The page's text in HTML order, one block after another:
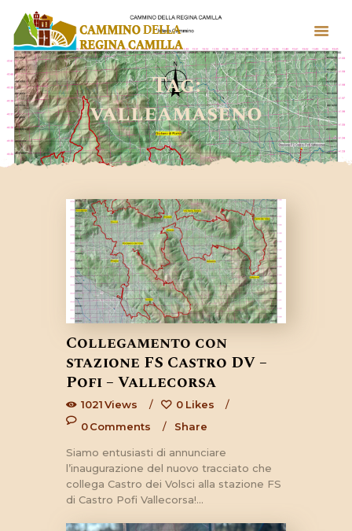
Tag:
valleamaseno
HOME
CHI SIAMO
IL TERRITORIO
IL CAMMINO
NEWS
Collegamento con
stazione FS Castro DV –
Pofi – Vallecorsa
1021 Views 0 Likes
0Comments Share
Siamo entusiasti di annunciare
l’inaugurazione del nuovo tracciato che
collega Castro dei Volsci alla stazione FS
di Castro Pofi Vallecorsa!…